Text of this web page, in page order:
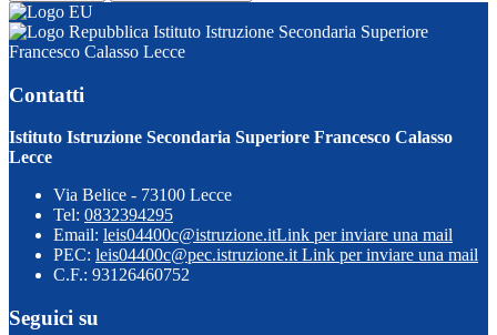
Istituto Istruzione Secondaria Superiore
Francesco Calasso Lecce
Contatti
Istituto Istruzione Secondaria Superiore Francesco Calasso
Lecce
Via Belice - 73100 Lecce
Tel: 0832394295
Email: leis04400c@istruzione.itLink per inviare una mail
PEC: leis04400c@pec.istruzione.it Link per inviare una mail
C.F.: 93126460752
Seguici su